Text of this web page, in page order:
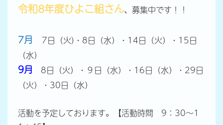
令和8年度ひよこ組さん、募集中です！！
7月 7日（火) ・8日（水）・14日（火）・15日
（水）
9月 8日（火）・９日（水）・16日（水）・29日
（火）・30日（水）
活動を予定しております。【活動時間 9：30～1